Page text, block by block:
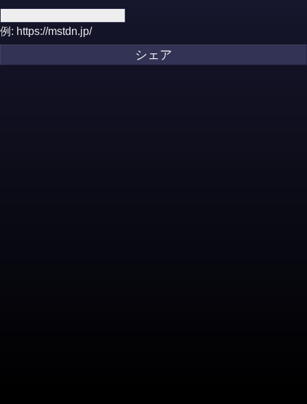
例: https://mstdn.jp/